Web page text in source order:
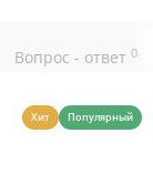
Вопрос - ответ 0
Хит Популярный